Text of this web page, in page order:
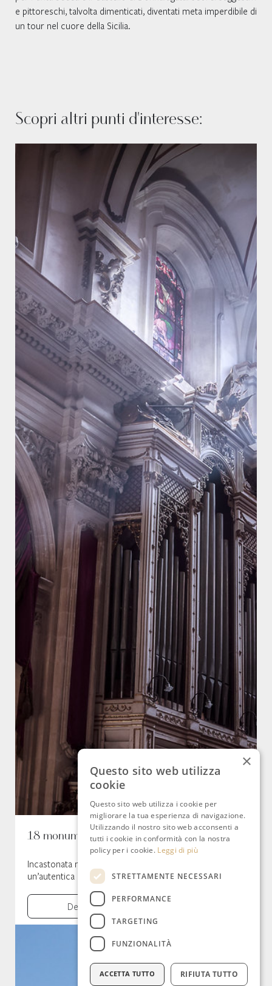
e pittoreschi, talvolta dimenticati, diventati meta imperdibile di
un tour nel cuore della Sicilia.
Scopri altri punti d'interesse:
18 monumenti UNESCO di Ragusa
Incastonata nei monti Iblei, la città di Ragusa è
un’autentica meraviglia dal fascino senza tempo
Dettagli
×
Questo sito web utilizza
cookie
Questo sito web utilizza i cookie per
migliorare la tua esperienza di navigazione.
Utilizzando il nostro sito web acconsenti a
tutti i cookie in conformità con la nostra
policy per i cookie. Leggi di più
STRETTAMENTE NECESSARI
PERFORMANCE
TARGETING
FUNZIONALITÀ
ACCETTA TUTTO RIFIUTA TUTTO